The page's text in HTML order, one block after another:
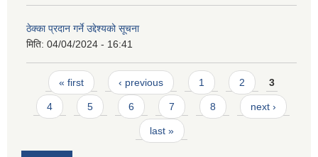
ठेक्का प्रदान गर्ने उद्देश्यको सूचना
मिति: 04/04/2024 - 16:41
Pages
« first ‹ previous 1 2 3
4 5 6 7 8 next ›
last »